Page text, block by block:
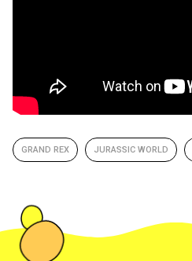
GRAND REX JURASSIC WORLD